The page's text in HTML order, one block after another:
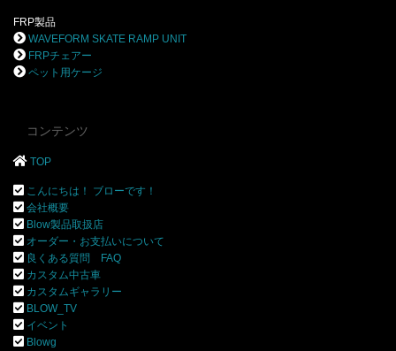
FRP製品
WAVEFORM SKATE RAMP UNIT
FRPチェアー
ペット用ケージ
コンテンツ
TOP
こんにちは！ ブローです！
会社概要
Blow製品取扱店
オーダー・お支払いについて
良くある質問 FAQ
カスタム中古車
カスタムギャラリー
BLOW_TV
イベント
Blowg